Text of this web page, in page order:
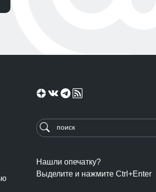
Нашли опечатку?
Выделите и нажмите Ctrl+Enter